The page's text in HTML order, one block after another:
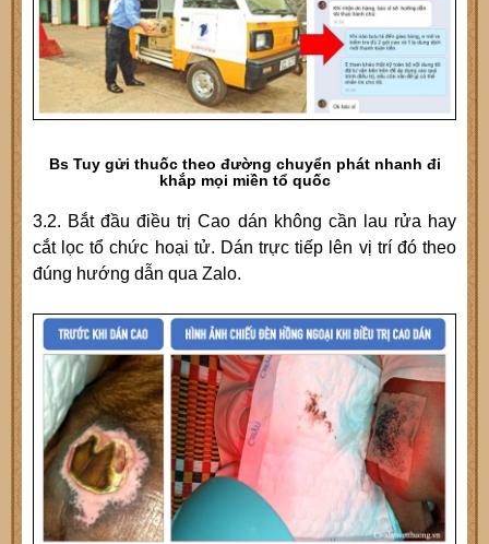
Bs Tuy gửi thuốc theo đường chuyển phát nhanh đi
khắp mọi miền tổ quốc
3.2. Bắt đầu điều trị Cao dán không cần lau rửa hay
cắt lọc tổ chức hoại tử. Dán trực tiếp lên vị trí đó theo
đúng hướng dẫn qua Zalo.